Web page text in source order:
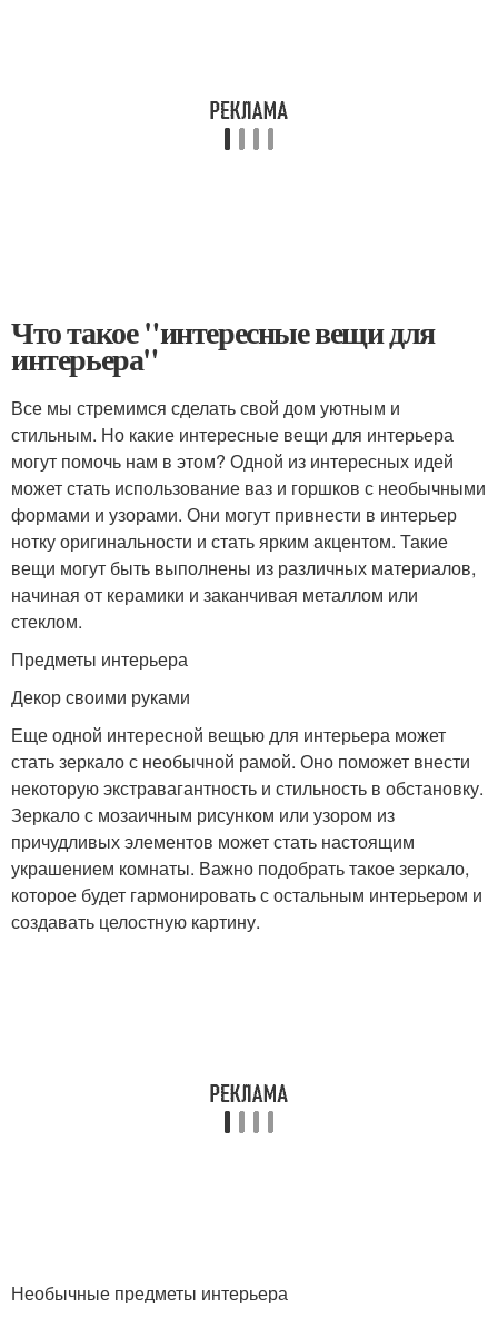
Что такое "интересные вещи для
интерьера"
Все мы стремимся сделать свой дом уютным и
стильным. Но какие интересные вещи для интерьера
могут помочь нам в этом? Одной из интересных идей
может стать использование ваз и горшков с необычными
формами и узорами. Они могут привнести в интерьер
нотку оригинальности и стать ярким акцентом. Такие
вещи могут быть выполнены из различных материалов,
начиная от керамики и заканчивая металлом или
стеклом.
Предметы интерьера
Декор своими руками
Еще одной интересной вещью для интерьера может
стать зеркало с необычной рамой. Оно поможет внести
некоторую экстравагантность и стильность в обстановку.
Зеркало с мозаичным рисунком или узором из
причудливых элементов может стать настоящим
украшением комнаты. Важно подобрать такое зеркало,
которое будет гармонировать с остальным интерьером и
создавать целостную картину.
Необычные предметы интерьера